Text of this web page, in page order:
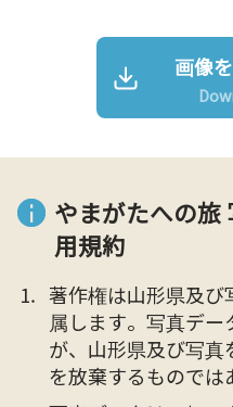
画像
やまがたへの旅
用規約
著作権は山形県及び
属します。写真デ
が、山形県及び写
を放棄するものでは